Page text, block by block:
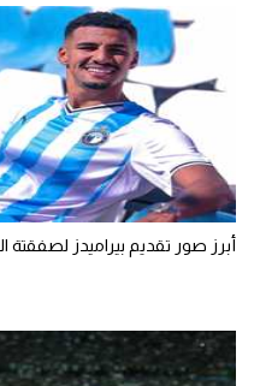
تحليل في الجول
حكايات في الجول
كويز في الجول
فيديو في الجول
أبرز صور تقديم بيراميدز لصفقتة